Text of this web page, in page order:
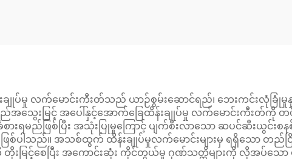
းချုပ်မှု လက်မောင်းကီးတ်သည် ယာဉ်စွမ်းဆောင်ရည်၊ ဘေးကင်း
အသွေးမြင့် အပေါ်နှင့်အောက်ခြေထိန်းချုပ်မှု လက်မောင်းကီးတ်ကို
ားရမည်ဖြစ်ပြီး အသုံးပြုမှုကြောင့် ပျက်စီးလာသော ဆပင်ဆီးယွင်းစ
ဖြစ်ပါသည်။ အသစ်ထွက် ထိန်းချုပ်မှုလက်မောင်းများမှ ရရှိသော တည်င
းမြင့်စေပြီး အကောင်းဆုံး ကိုင်တွယ်မှု ဂုဏ်သတ္တိများကို လိုအပ်သော